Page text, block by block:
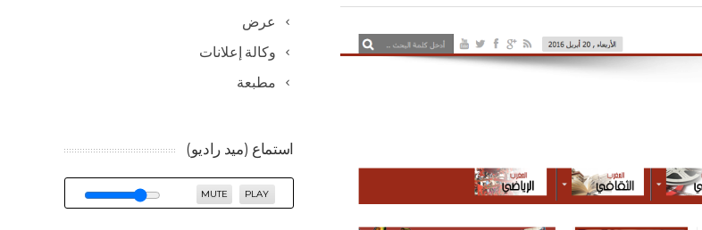
عرض
وكالة إعلانات
مطبعة
استماع (ميد راديو)
PLAY
MUTE